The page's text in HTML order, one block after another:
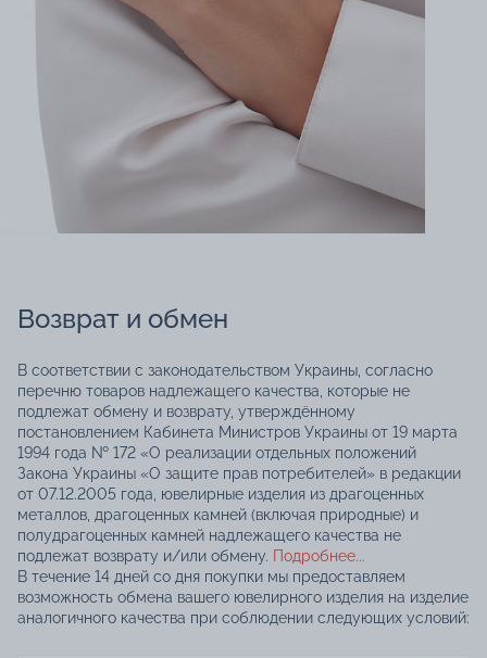
Возврат и обмен
В соответствии с законодательством Украины, согласно
перечню товаров надлежащего качества, которые не
подлежат обмену и возврату, утверждённому
постановлением Кабинета Министров Украины от 19 марта
1994 года № 172 «О реализации отдельных положений
Закона Украины «О защите прав потребителей» в редакции
от 07.12.2005 года, ювелирные изделия из драгоценных
металлов, драгоценных камней (включая природные) и
полудрагоценных камней надлежащего качества не
подлежат возврату и/или обмену. Подробнее...
В течение 14 дней со дня покупки мы предоставляем
возможность обмена вашего ювелирного изделия на изделие
аналогичного качества при соблюдении следующих условий: